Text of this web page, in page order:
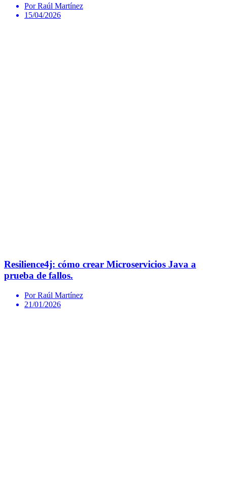
Por Raúl Martínez
15/04/2026
Resilience4j: cómo crear Microservicios Java a
prueba de fallos.
Por Raúl Martínez
21/01/2026